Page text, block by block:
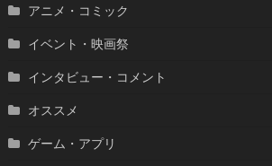
アニメ・コミック
イベント・映画祭
インタビュー・コメント
オススメ
ゲーム・アプリ